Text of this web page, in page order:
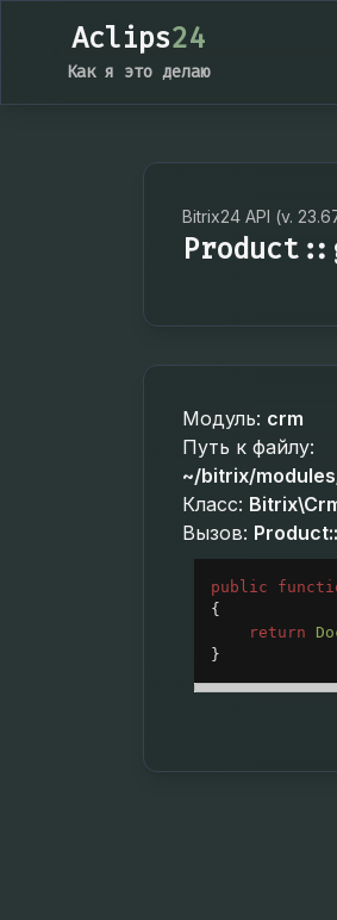
Aclips24
Как я это делаю
Bitrix24 API (v.
Модуль: crm
Путь к файлу:
~/bitrix/
Класс:
Вызов:
public
{
return
}